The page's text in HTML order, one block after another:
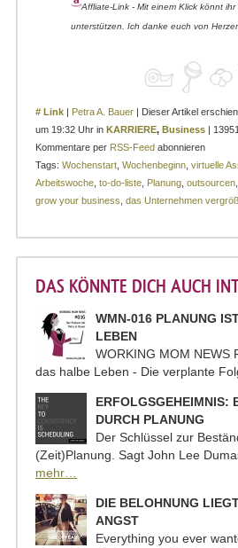
Affliate-Link - Mit einem Klick könnt
unterstützen. Ich danke euch von
# Link | Petra A. Bauer | Dieser Artikel
um 19:32 Uhr in KARRIERE, Business |
Kommentare per RSS-Feed abonnieren
Tags: Wochenstart Wochenbeginn virtuelle
Arbeitswoche to-do-liste Planung outsourcen
grow your business das Unternehmen
DAS KÖNNTE DICH AUCH
WMN-016 PLANUNG
LEBEN
WORKING MOM NEWS
das halbe Leben - Die verplante
ERFOLGSGEHEIMNIS:
DURCH PLANUNG
Der Schlüssel zur
(Zeit)Planung. Sagt John Lee
mehr…
DIE BELOHNUNG
ANGST
Everything you ever